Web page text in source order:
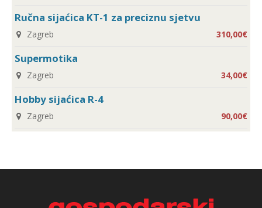
Ručna sijaćica KT-1 za preciznu sjetvu
Zagreb 310,00€
Supermotika
Zagreb 34,00€
Hobby sijaćica R-4
Zagreb 90,00€